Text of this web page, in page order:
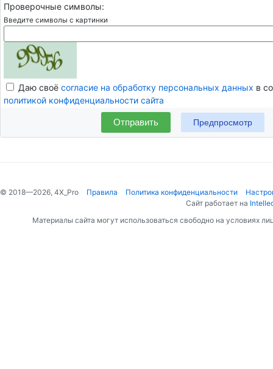
Проверочные символы:
Введите символы с картинки
Даю своё согласие на обработку персональных данных в
политикой конфиденциальности сайта
Отправить
© 2018—2026, 4X_Pro Правила Политика конфиденциальности
Сайт работает на
Материалы сайта могут использоваться свободно на условиях